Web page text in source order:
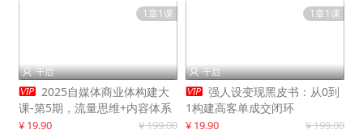
1章1课
 千启
 2025自媒体商业体构建大
课-第5期，流量思维+内容体系
+变现闭环，打造个人可持续生
¥ 19.90 ¥ 199.00
1章1课
 千启
 强人设变现黑皮书：从0到
1构建高客单成交闭环
¥ 19.90 ¥ 199.00